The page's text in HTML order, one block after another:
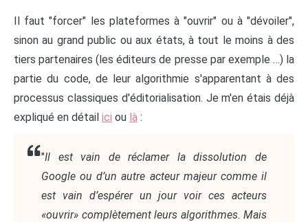
Il faut "forcer" les plateformes à "ouvrir" ou à "dévoiler",
sinon au grand public ou aux états, à tout le moins à des
tiers partenaires (les éditeurs de presse par exemple …) la
partie du code, de leur algorithmie s'apparentant à des
processus classiques d'éditorialisation. Je m'en étais déjà
expliqué en détail ici ou là :
"Il est vain de réclamer la dissolution de
Google ou d’un autre acteur majeur comme il
est vain d’espérer un jour voir ces acteurs
«ouvrir» complètement leurs algorithmes. Mais